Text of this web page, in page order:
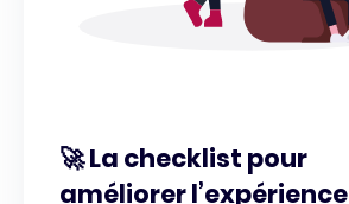
🚀 La checklist pour
améliorer l’expérience